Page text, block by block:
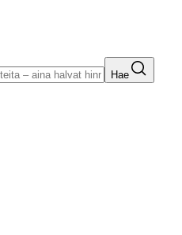
Hae